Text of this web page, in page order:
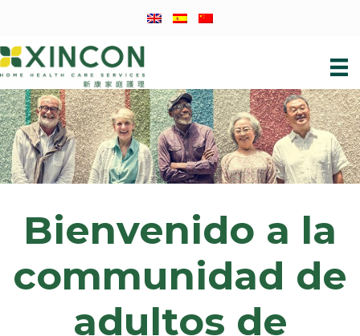
primary
navigation
main
content
footer
Bienvenido a la
communidad de
adultos de